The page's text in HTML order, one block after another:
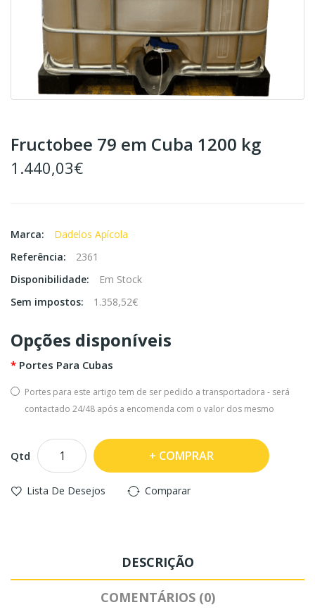
Fructobee 79 em Cuba 1200 kg
1.440,03€
Marca:
Dadelos Apícola
Referência:
2361
Disponibilidade:
Em Stock
Sem impostos:
1.358,52€
Opções disponíveis
Portes Para Cubas
Portes para este artigo tem de ser pedido a transportadora - será
contactado 24/48 após a encomenda com o valor dos mesmo
Qtd COMPRAR
Lista De Desejos Comparar
DESCRIÇÃO
COMENTÁRIOS (0)